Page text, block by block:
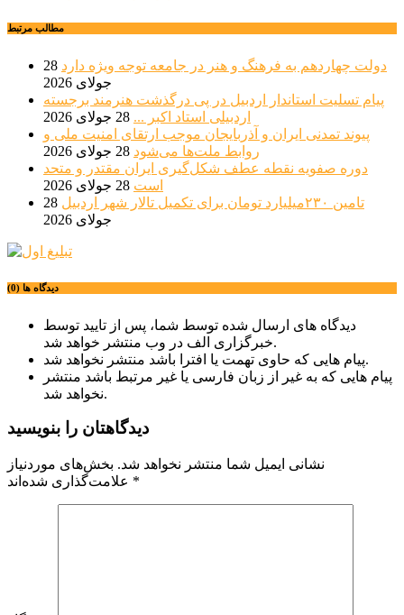
مطالب مرتبط
دولت چهاردهم به فرهنگ و هنر در جامعه توجه ویژه دارد 28
جولای 2026
پیام تسلیت استاندار اردبیل در پی درگذشت هنرمند برجسته
اردبیلی استاد اکبر ... 28 جولای 2026
پیوند تمدنی ایران و آذربایجان موجب ارتقای امنیت ملی و
روابط ملت‌ها می‌شود 28 جولای 2026
دوره صفویه نقطه عطف شکل‌گیری ایران مقتدر و متحد
است 28 جولای 2026
تامین ۲۳۰میلیارد تومان برای تکمیل تالار شهر اردبیل
28
جولای 2026
دیدگاه ها (0)
دیدگاه های ارسال شده توسط شما، پس از تایید توسط
خبرگزاری الف در وب منتشر خواهد شد.
پیام هایی که حاوی تهمت یا افترا باشد منتشر نخواهد شد.
پیام هایی که به غیر از زبان فارسی یا غیر مرتبط باشد منتشر
نخواهد شد.
دیدگاهتان را بنویسید
نشانی ایمیل شما منتشر نخواهد شد. بخش‌های موردنیاز
*